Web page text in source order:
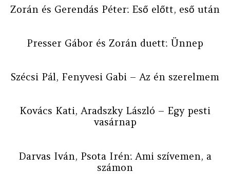
Zorán és Gerendás Péter: Eső előtt, eső után
Presser Gábor és Zorán duett: Ünnep
Szécsi Pál, Fenyvesi Gabi – Az én szerelmem
Kovács Kati, Aradszky László – Egy pesti
vasárnap
Darvas Iván, Psota Irén: Ami szívemen, a
számon